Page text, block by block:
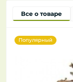
Все о товаре
Популярный